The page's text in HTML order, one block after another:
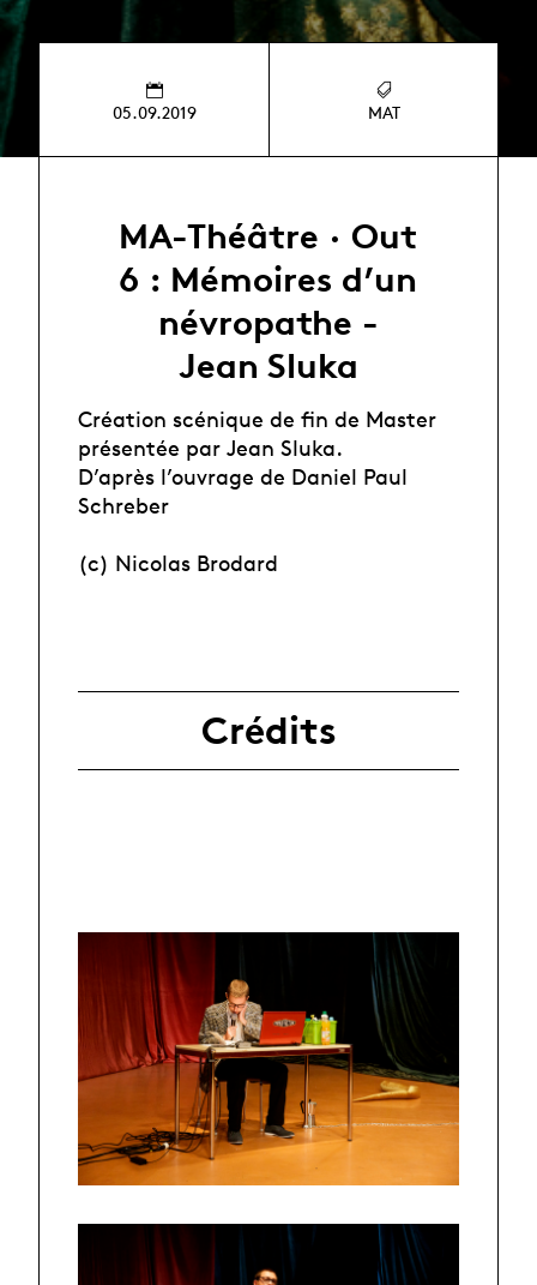
05.09.2019 MAT
MA-Théâtre · Out
6 : Mémoires d’un
névropathe -
Jean Sluka
Création scénique de fin de Master
présentée par Jean Sluka.
D’après l’ouvrage de Daniel Paul
Schreber
(c) Nicolas Brodard
Crédits